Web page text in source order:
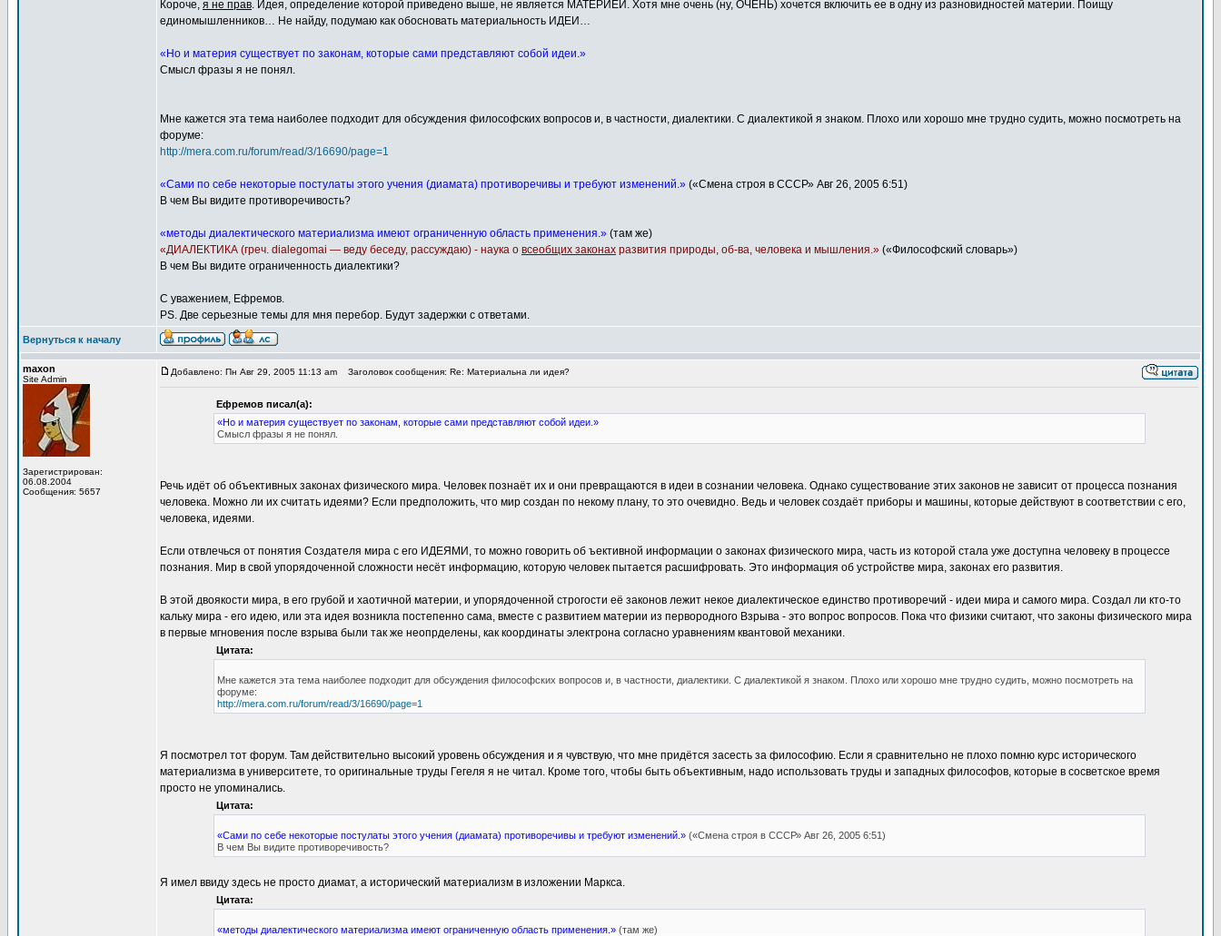
Короче, я не прав. Идея, определение которой приведено выше, не является МАТЕРИЕЙ. Хотя мне очень (ну, ОЧЕНЬ) хочется включить ее в одну из разновидностей материи. Поищу
единомышленников… Не найду, подумаю как обосновать материальность ИДЕИ…
«Но и материя существует по законам, которые сами представляют собой идеи.»
Смысл фразы я не понял.
Мне кажется эта тема наиболее подходит для обсуждения философских вопросов и, в частности, диалектики. С диалектикой я знаком. Плохо или хорошо мне трудно судить, можно посмотреть на
форуме:
http://mera.com.ru/forum/read/3/16690/page=1
«Сами по себе некоторые постулаты этого учения (диамата) противоречивы и требуют изменений.» («Смена строя в СССР» Авг 26, 2005 6:51)
В чем Вы видите противоречивость?
«методы диалектического материализма имеют ограниченную область применения.» (там же)
«ДИАЛЕКТИКА (греч. dialegomai — веду беседу, рассуждаю) - наука о всеобщих законах развития природы, об-ва, человека и мышления.» («Философский словарь»)
В чем Вы видите ограниченность диалектики?
С уважением, Ефремов.
PS. Две серьезные темы для мня перебор. Будут задержки с ответами.
Вернуться к началу
maxon
Site Admin
Зарегистрирован:
06.08.2004
Сообщения: 5657
Добавлено: Пн Авг 29, 2005 11:13 am Заголовок сообщения: Re: Материальна ли идея?
Ефремов писал(а):
«Но и материя существует по законам, которые сами представляют собой идеи.»
Смысл фразы я не понял.
Речь идёт об объективных законах физического мира. Человек познаёт их и они превращаются в идеи в сознании человека. Однако существование этих законов не зависит от процесса познания
человека. Можно ли их считать идеями? Если предположить, что мир создан по некому плану, то это очевидно. Ведь и человек создаёт приборы и машины, которые действуют в соответствии с его,
человека, идеями.
Если отвлечься от понятия Создателя мира с его ИДЕЯМИ, то можно говорить об ъективной информации о законах физического мира, часть из которой стала уже доступна человеку в процессе
познания. Мир в свой упорядоченной сложности несёт информацию, которую человек пытается расшифровать. Это информация об устройстве мира, законах его развития.
В этой двоякости мира, в его грубой и хаотичной материи, и упорядоченной строгости её законов лежит некое диалектическое единство противоречий - идеи мира и самого мира. Создал ли кто-то
кальку мира - его идею, или эта идея возникла постепенно сама, вместе с развитием материи из первородного Взрыва - это вопрос вопросов. Пока что физики считают, что законы физического мира
в первые мгновения после взрыва были так же неопрделены, как координаты электрона согласно уравнениям квантовой механики.
Цитата:
Мне кажется эта тема наиболее подходит для обсуждения философских вопросов и, в частности, диалектики. С диалектикой я знаком. Плохо или хорошо мне трудно судить, можно посмотреть на
форуме:
http://mera.com.ru/forum/read/3/16690/page=1
Я посмотрел тот форум. Там действительно высокий уровень обсуждения и я чувствую, что мне придётся засесть за философию. Если я сравнительно не плохо помню курс исторического
материализма в университете, то оригинальные труды Гегеля я не читал. Кроме того, чтобы быть объективным, надо использовать труды и западных философов, которые в сосветское время
просто не упоминались.
Цитата:
«Сами по себе некоторые постулаты этого учения (диамата) противоречивы и требуют изменений.»(«Смена строя в СССР» Авг 26, 2005 6:51)
В чем Вы видите противоречивость?
Я имел ввиду здесь не просто диамат, а исторический материализм в изложении Маркса.
Цитата:
«методы диалектического материализма имеют ограниченную область применения.»(там же)